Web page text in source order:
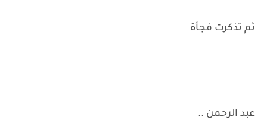
ثم تذكرت فجأة
عبد الرحمن ..